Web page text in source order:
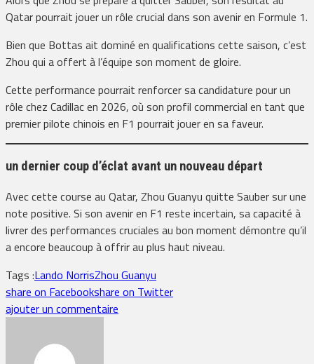
Qatar pourrait jouer un rôle crucial dans son avenir en Formule 1.
Bien que Bottas ait dominé en qualifications cette saison, c’est
Zhou qui a offert à l’équipe son moment de gloire.
Cette performance pourrait renforcer sa candidature pour un
rôle chez Cadillac en 2026, où son profil commercial en tant que
premier pilote chinois en F1 pourrait jouer en sa faveur.
un dernier coup d’éclat avant un nouveau départ
Avec cette course au Qatar, Zhou Guanyu quitte Sauber sur une
note positive. Si son avenir en F1 reste incertain, sa capacité à
livrer des performances cruciales au bon moment démontre qu’il
a encore beaucoup à offrir au plus haut niveau.
Tags :Lando NorrisZhou Guanyu
share on Facebookshare on Twitter
ajouter un commentaire